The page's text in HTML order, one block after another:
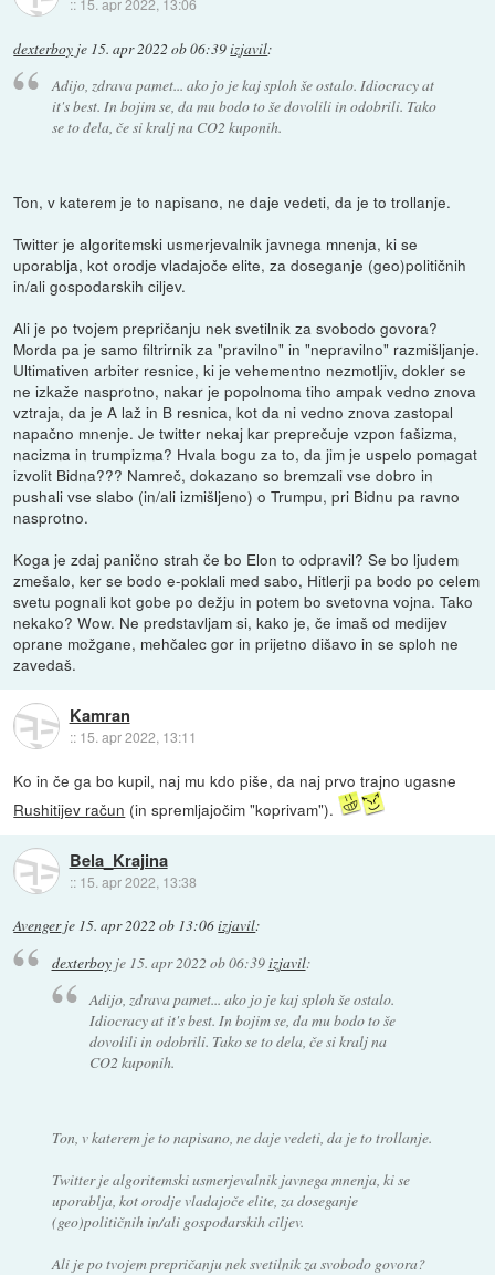
:: 15. apr 2022, 13:06
dexterboy je 15. apr 2022 ob 06:39izjavil:
Adijo, zdrava pamet... ako jo je kaj sploh še ostalo. Idiocracy at
it's best. In bojim se, da mu bodo to še dovolili in odobrili. Tako
se to dela, če si kralj na CO2 kuponih.
Ton, v katerem je to napisano, ne daje vedeti, da je to trollanje.
Twitter je algoritemski usmerjevalnik javnega mnenja, ki se
uporablja, kot orodje vladajoče elite, za doseganje (geo)političnih
in/ali gospodarskih ciljev.
Ali je po tvojem prepričanju nek svetilnik za svobodo govora?
Morda pa je samo filtrirnik za "pravilno" in "nepravilno" razmišljanje.
Ultimativen arbiter resnice, ki je vehementno nezmotljiv, dokler se
ne izkaže nasprotno, nakar je popolnoma tiho ampak vedno znova
vztraja, da je A laž in B resnica, kot da ni vedno znova zastopal
napačno mnenje. Je twitter nekaj kar preprečuje vzpon fašizma,
nacizma in trumpizma? Hvala bogu za to, da jim je uspelo pomagat
izvolit Bidna??? Namreč, dokazano so bremzali vse dobro in
pushali vse slabo (in/ali izmišljeno) o Trumpu, pri Bidnu pa ravno
nasprotno.
Koga je zdaj panično strah če bo Elon to odpravil? Se bo ljudem
zmešalo, ker se bodo e-poklali med sabo, Hitlerji pa bodo po celem
svetu pognali kot gobe po dežju in potem bo svetovna vojna. Tako
nekako? Wow. Ne predstavljam si, kako je, če imaš od medijev
oprane možgane, mehčalec gor in prijetno dišavo in se sploh ne
zavedaš.
Kamran
:: 15. apr 2022, 13:11
Ko in če ga bo kupil, naj mu kdo piše, da naj prvo trajno ugasne
Rushitijev račun (in spremljajočim "koprivam").
Bela_Krajina
:: 15. apr 2022, 13:38
Avengerje 15. apr 2022 ob 13:06izjavil:
dexterboyje 15. apr 2022 ob 06:39izjavil:
Adijo, zdrava pamet... ako jo je kaj sploh še ostalo.
Idiocracy at it's best. In bojim se, da mu bodo to še
dovolili in odobrili. Tako se to dela, če si kralj na
CO2 kuponih.
Ton, v katerem je to napisano, ne daje vedeti, da je to trollanje.
Twitter je algoritemski usmerjevalnik javnega mnenja, ki se
uporablja, kot orodje vladajoče elite, za doseganje
(geo)političnih in/ali gospodarskih ciljev.
Ali je po tvojem prepričanju nek svetilnik za svobodo govora?